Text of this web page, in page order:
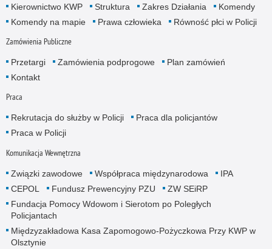
Kierownictwo KWP Struktura Zakres Działania
Komendy
Komendy na mapie
Prawa człowieka Równość płci w Policji
Zamówienia Publiczne
Przetargi Zamówienia podprogowe
Plan zamówień
Kontakt
Praca
Rekrutacja do służby w Policji
Praca dla policjantów
Praca w Policji
Komunikacja Wewnętrzna
Związki zawodowe Współpraca międzynarodowa
IPA
CEPOL
Fundusz Prewencyjny PZU
ZW SEiRP
Fundacja Pomocy Wdowom i Sierotom po Poległych
Policjantach
Międzyzakładowa Kasa Zapomogowo-Pożyczkowa Przy KWP w
Olsztynie